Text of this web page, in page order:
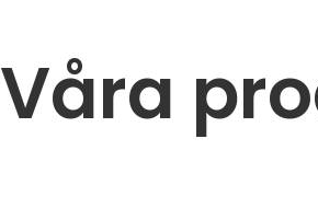
Våra